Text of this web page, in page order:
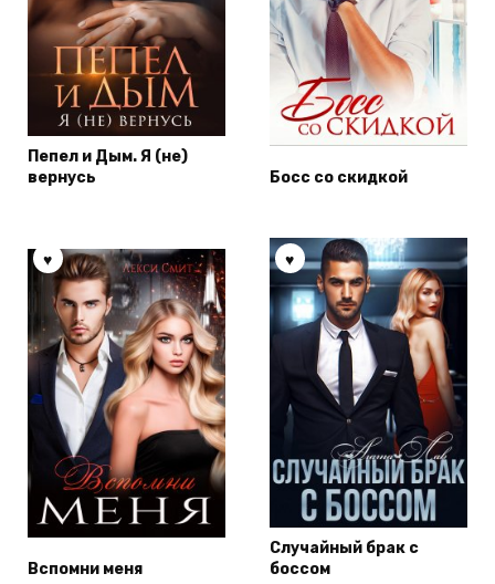
Пепел и Дым. Я (не)
вернусь
Босс со скидкой
Вспомни меня
Случайный брак с
боссом